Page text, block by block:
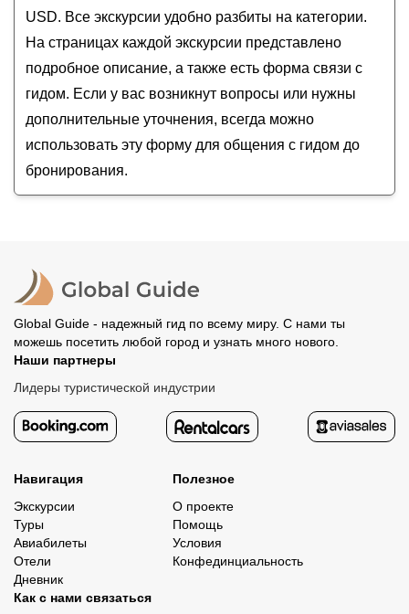
USD. Все экскурсии удобно разбиты на категории.
На страницах каждой экскурсии представлено
подробное описание, а также есть форма связи с
гидом. Если у вас возникнут вопросы или нужны
дополнительные уточнения, всегда можно
использовать эту форму для общения с гидом до
бронирования.
Global Guide - надежный гид по всему миру. С нами ты
можешь посетить любой город и узнать много нового.
Наши партнеры
Лидеры туристической индустрии
Навигация
Экскурсии
Туры
Авиабилеты
Отели
Дневник
Полезное
О проекте
Помощь
Условия
Конфединциальность
Как с нами связаться